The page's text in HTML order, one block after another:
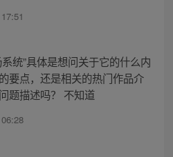
统”具体是想问关于它的什么内
要点，还是相关的热门作品介
题描述吗？ 不知道